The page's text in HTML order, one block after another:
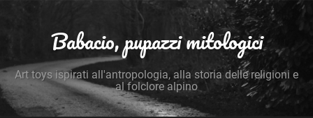
Babacio, pupazzi mitologici
Art toys ispirati all'antropologia, alla storia delle religioni e
al folclore alpino